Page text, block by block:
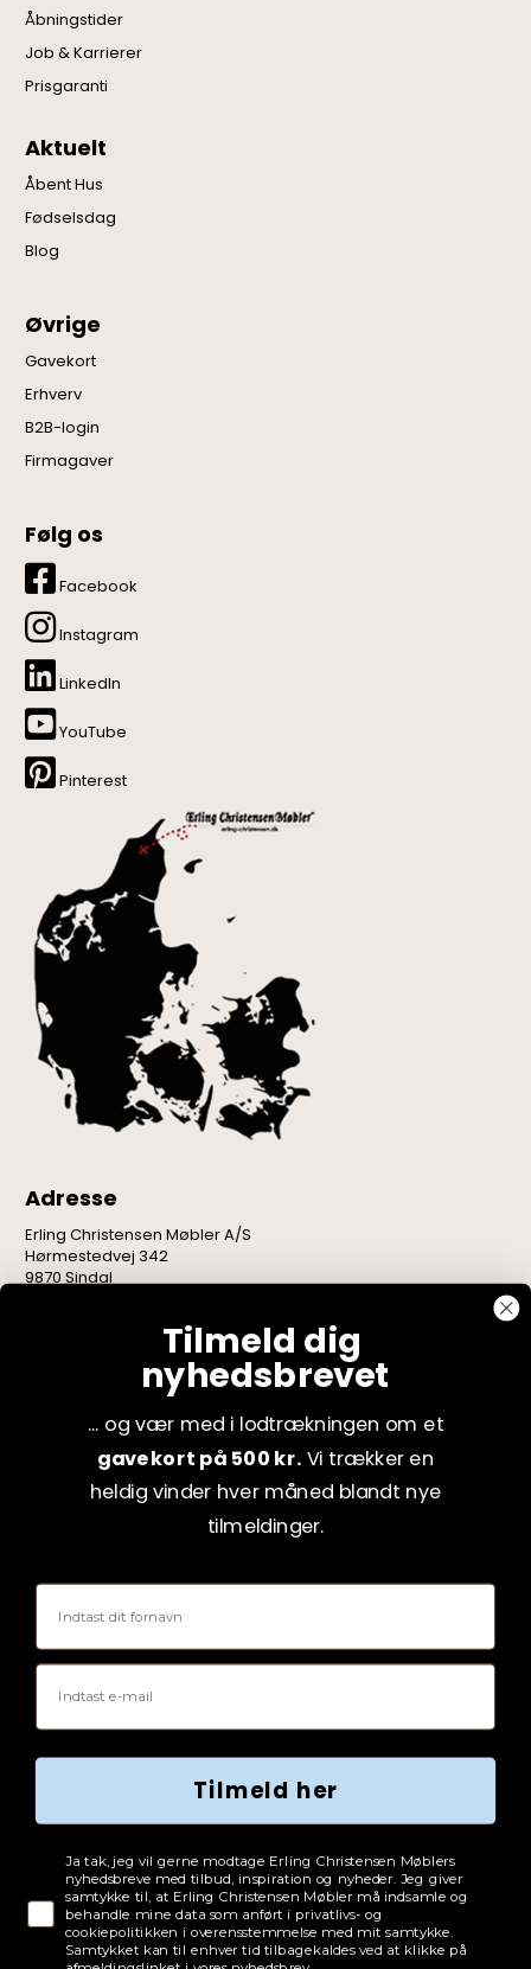
Åbningstider
Job & Karrierer
Prisgaranti
Aktuelt
Åbent Hus
Fødselsdag
Blog
Øvrige
Gavekort
Erhverv
B2B-login
Firmagaver
Følg os
Facebook
Instagram
LinkedIn
YouTube
Pinterest
Adresse
Erling Christensen Møbler A/S
Hørmestedvej 342
9870 Sindal
Tilmeld dig
nyhedsbrevet
... og vær med i lodtrækningen om et
gavekort på 500 kr. Vi trækker en
heldig vinder hver måned blandt nye
tilmeldinger.
Fornavn
Email
Tilmeld her
Tjekboks samtykke
Ja tak, jeg vil gerne modtage Erling Christensen Møblers
nyhedsbreve med tilbud, inspiration og nyheder. Jeg giver
samtykke til, at Erling Christensen Møbler må indsamle og
behandle mine data som anført i privatlivs- og
cookiepolitikken i overensstemmelse med mit samtykke.
Samtykket kan til enhver tid tilbagekaldes ved at klikke på